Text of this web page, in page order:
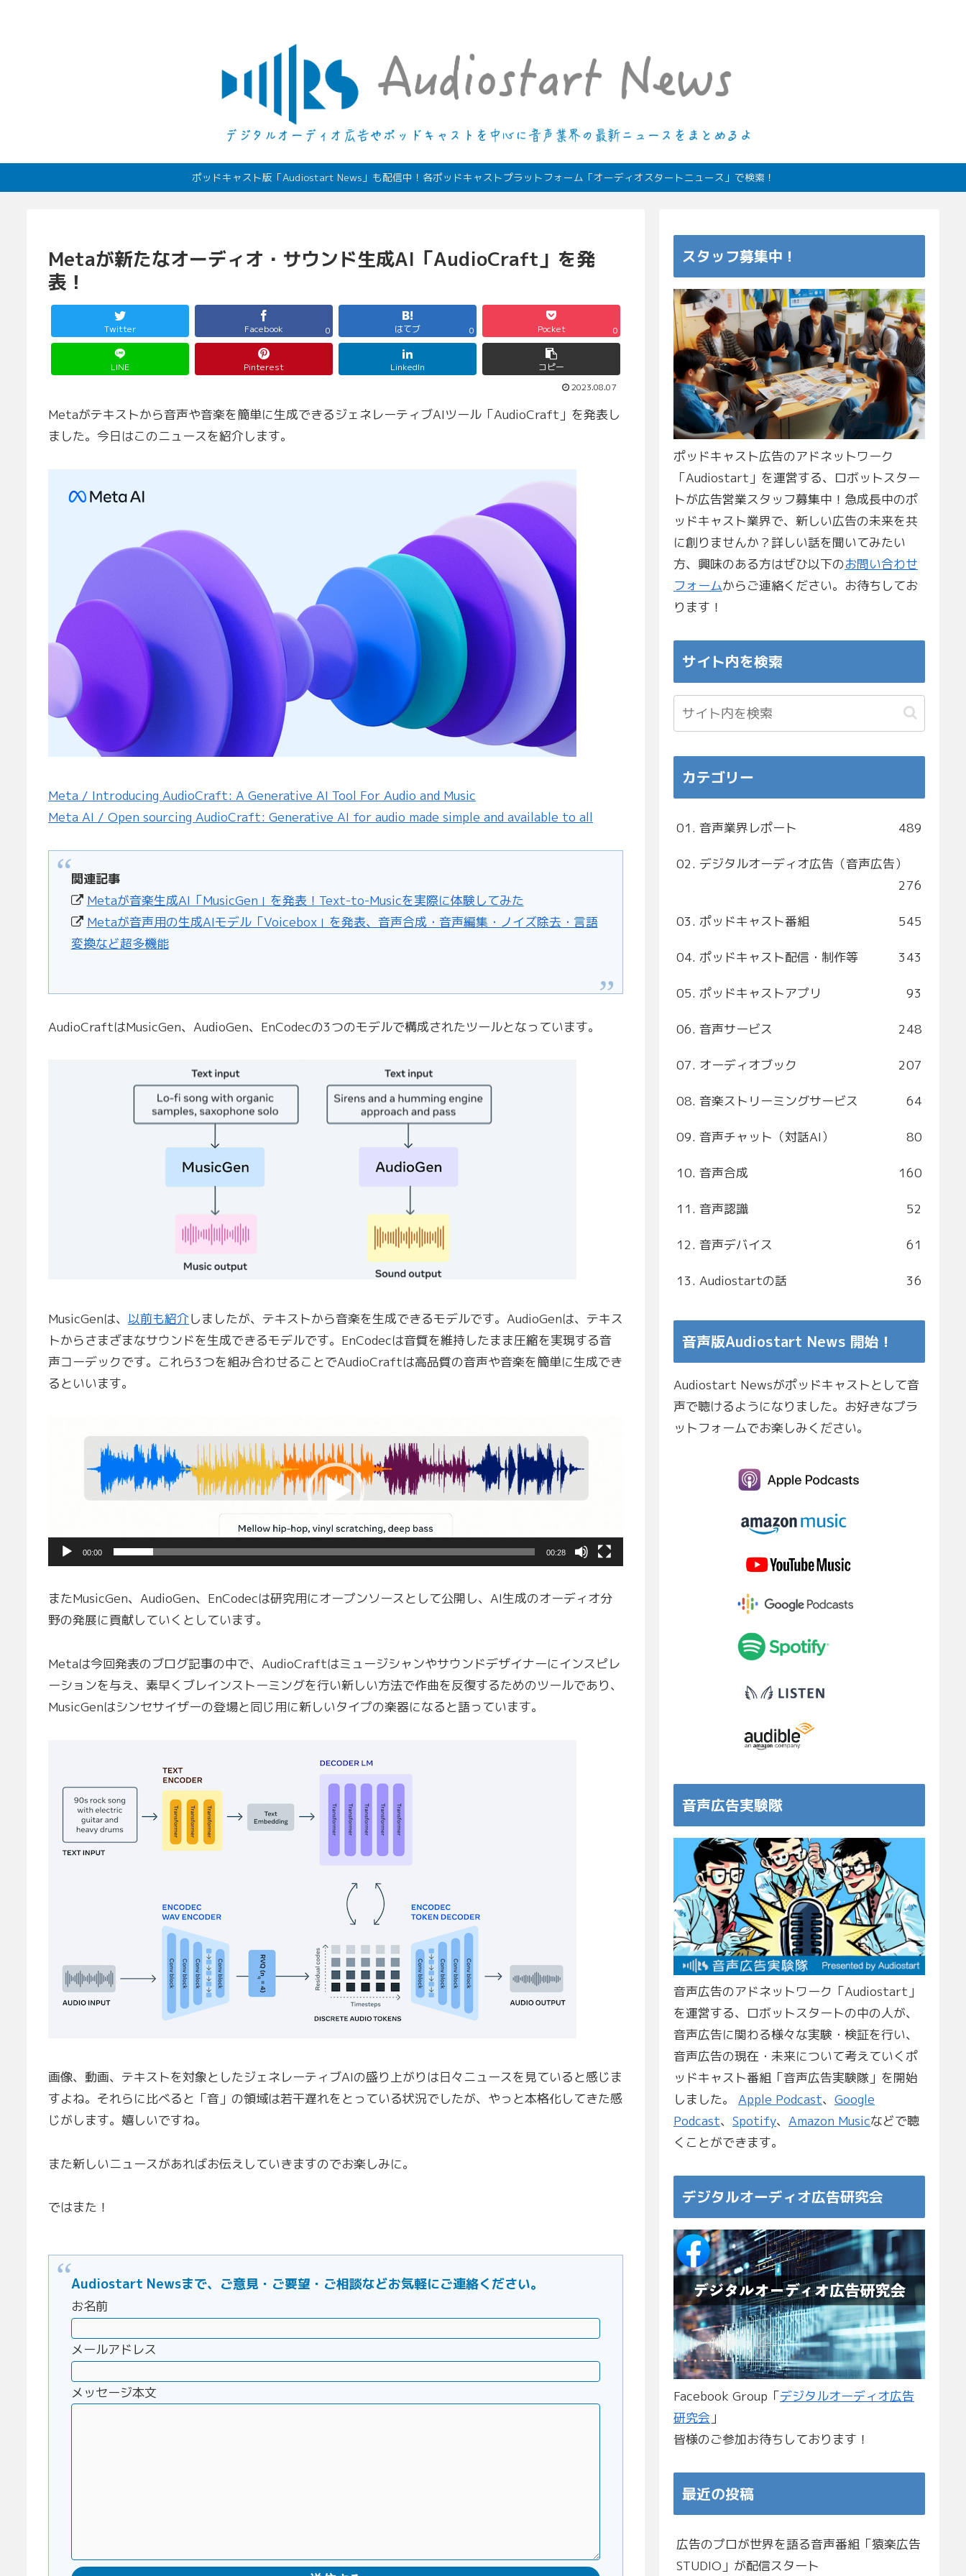
ポッドキャスト版「Audiostart News」も配信中！各ポッドキャストプラットフォーム「オーディオスタートニュース」で検索！
Metaが新たなオーディオ・サウンド生成AI「AudioCraft」を発
表！
Twitter Facebook 0 はてブ 0 Pocket 0
LINE Pinterest LinkedIn
コピー
2023.08.07
Metaがテキストから音声や音楽を簡単に生成できるジェネレーティブAIツール「AudioCraft」を発表し
ました。今日はこのニュースを紹介します。
Meta / Introducing AudioCraft: A Generative AI Tool For Audio and Music
Meta AI / Open sourcing AudioCraft: Generative AI for audio made simple and available to all
関連記事
Metaが音楽生成AI「MusicGen」を発表！Text-to-Musicを実際に体験してみた
Metaが音声用の生成AIモデル「Voicebox」を発表、音声合成・音声編集・ノイズ除去・言語
変換など超多機能
AudioCraftはMusicGen、AudioGen、EnCodecの3つのモデルで構成されたツールとなっています。
MusicGenは、 以前も紹介しましたが、テキストから音楽を生成できるモデルです。AudioGenは、テキス
トからさまざまなサウンドを生成できるモデルです。EnCodecは音質を維持したまま圧縮を実現する音
声コーデックです。これら3つを組み合わせることでAudioCraftは高品質の音声や音楽を簡単に生成でき
るといいます。
ヤ
00:00 00:28
またMusicGen、AudioGen、EnCodecは研究用にオープンソースとして公開し、AI生成のオーディオ分
野の発展に貢献していくとしています。
Metaは今回発表のブログ記事の中で、AudioCraftはミュージシャンやサウンドデザイナーにインスピレ
ーションを与え、素早くブレインストーミングを行い新しい方法で作曲を反復するためのツールであり、
MusicGenはシンセサイザーの登場と同じ用に新しいタイプの楽器になると語っています。
画像、動画、テキストを対象としたジェネレーティブAIの盛り上がりは日々ニュースを見ていると感じま
すよね。それらに比べると「音」の領域は若干遅れをとっている状況でしたが、やっと本格化してきた感
じがします。嬉しいですね。
また新しいニュースがあればお伝えしていきますのでお楽しみに。
ではまた！
Audiostart Newsまで、ご意見・ご要望・ご相談などお気軽にご連絡ください。
お名前
メールアドレス
メッセージ本文
スタッフ募集中！
ポッドキャスト広告のアドネットワーク
「Audiostart」を運営する、ロボットスター
トが広告営業スタッフ募集中！急成長中のポ
ッドキャスト業界で、新しい広告の未来を共
に創りませんか？詳しい話を聞いてみたい
方、興味のある方はぜひ以下のお問い合わせ
フォームからご連絡ください。お待ちしてお
ります！
サイト内を検索
カテゴリー
01. 音声業界レポート 489
02. デジタルオーディオ広告（音声広告）
276
03. ポッドキャスト番組 545
04. ポッドキャスト配信・制作等 343
05. ポッドキャストアプリ 93
06. 音声サービス 248
07. オーディオブック 207
08. 音楽ストリーミングサービス 64
09. 音声チャット（対話AI） 80
10. 音声合成 160
11. 音声認識 52
12. 音声デバイス 61
13. Audiostartの話 36
音声版Audiostart News 開始！
Audiostart Newsがポッドキャストとして音
声で聴けるようになりました。お好きなプラ
ットフォームでお楽しみください。
音声広告実験隊
音声広告のアドネットワーク「Audiostart」
を運営する、ロボットスタートの中の人が、
音声広告に関わる様々な実験・検証を行い、
音声広告の現在・未来について考えていくポ
ッドキャスト番組「音声広告実験隊」を開始
しました。 Apple Podcast、 Google
Podcast、 Spotify、 Amazon Musicなどで聴
くことができます。
デジタルオーディオ広告研究会
Facebook Group「デジタルオーディオ広告
研究会 」
皆様のご参加お待ちしております！
最近の投稿
広告のプロが世界を語る音声番組「猿楽広告
STUDIO」が配信スタート